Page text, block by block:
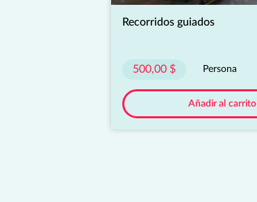
Recorridos guiados
500,00 $ Persona
Añadir al carrito